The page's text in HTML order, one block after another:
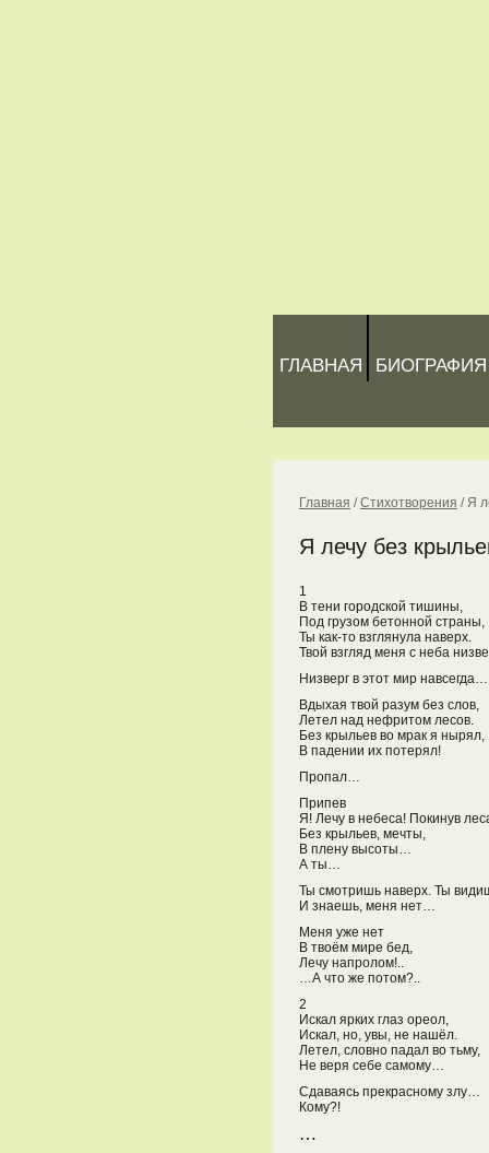
ГЛАВНАЯ БИОГРАФИЯ
Главная /Стихотворения /Я
Я лечу без
1
В тени городской тишины,
Под грузом бетонной страны,
Ты как-то взглянула наверх.
Твой взгляд меня с неба
Низверг в этот мир навсегда…
Вдыхая твой разум без слов,
Летел над нефритом лесов.
Без крыльев во мрак я нырял,
В падении их потерял!
Пропал…
Припев
Я! Лечу в небеса! Покинув
Без крыльев, мечты,
В плену высоты…
А ты…
Ты смотришь наверх. Ты
И знаешь, меня нет…
Меня уже нет
В твоём мире бед,
Лечу напролом!..
…А что же потом?..
2
Искал ярких глаз ореол,
Искал, но, увы, не нашёл.
Летел, словно падал во тьму,
Не веря себе самому…
Сдаваясь прекрасному злу…
Кому?!
…